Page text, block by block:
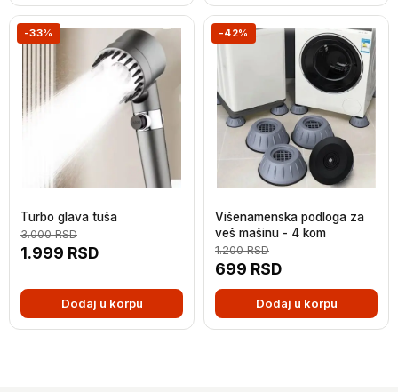
-33%
Turbo glava tuša
1.999 RSD
3.000RSD
Dodaj u korpu
-42%
Višenamenska podloga za
veš mašinu - 4 kom
699 RSD
1.200RSD
Dodaj u korpu